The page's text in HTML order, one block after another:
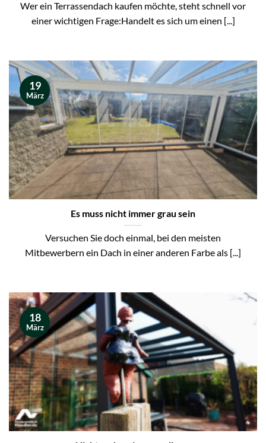
Wer ein Terrassendach kaufen möchte, steht schnell vor
einer wichtigen Frage:Handelt es sich um einen [...]
Es muss nicht immer grau sein
Versuchen Sie doch einmal, bei den meisten
Mitbewerbern ein Dach in einer anderen Farbe als [...]
19
März
18
März